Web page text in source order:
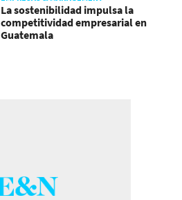
La sostenibilidad impulsa la
competitividad empresarial en
Guatemala